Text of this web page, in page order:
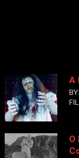
A
BY:
O